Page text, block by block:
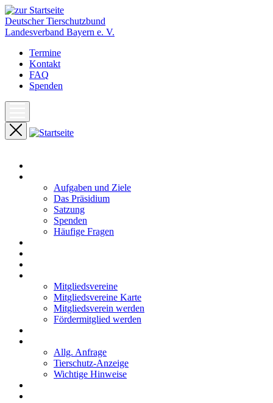
Deutscher Tierschutzbund
Landesverband Bayern e. V.
Termine
Kontakt
FAQ
Spenden
Aufgaben und Ziele
Das Präsidium
Satzung
Spenden
Häufige Fragen
Mitgliedsvereine
Mitgliedsvereine Karte
Mitgliedsverein werden
Fördermitglied werden
Allg. Anfrage
Tierschutz-Anzeige
Wichtige Hinweise